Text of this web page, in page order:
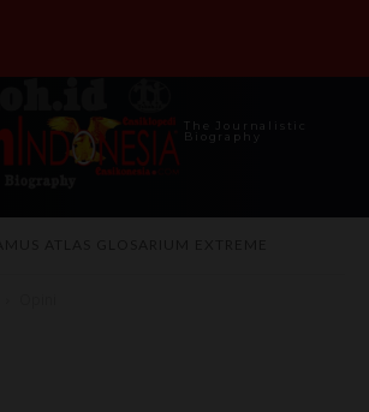
The Journalistic
Biography